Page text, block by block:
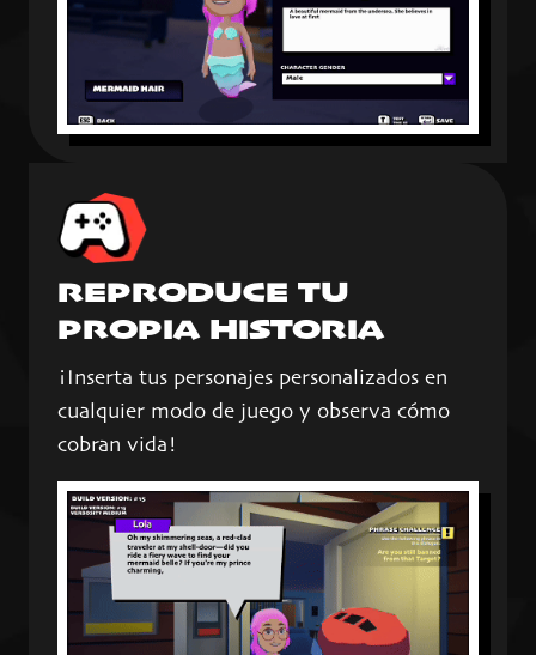
REPRODUCE TU
PROPIA HISTORIA
¡Inserta tus personajes personalizados en
cualquier modo de juego y observa cómo
cobran vida!